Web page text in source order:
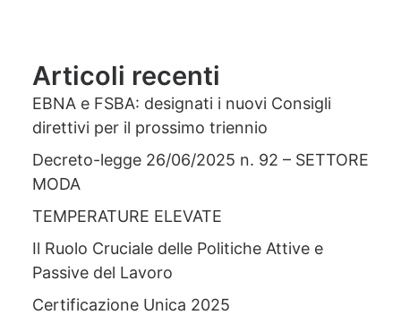
Articoli recenti
EBNA e FSBA: designati i nuovi Consigli
direttivi per il prossimo triennio
Decreto-legge 26/06/2025 n. 92 – SETTORE
MODA
TEMPERATURE ELEVATE
Il Ruolo Cruciale delle Politiche Attive e
Passive del Lavoro
Certificazione Unica 2025